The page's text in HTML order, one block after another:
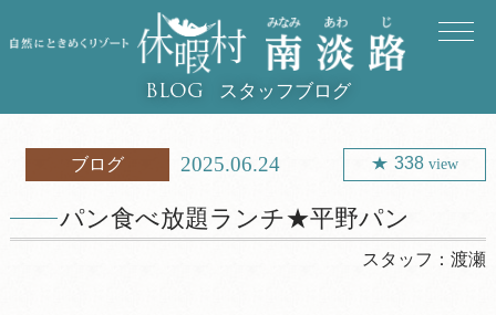
BLOG スタッフブログ
ブログ 2025.06.24 338 view
パン食べ放題ランチ★平野パン
スタッフ：渡瀬